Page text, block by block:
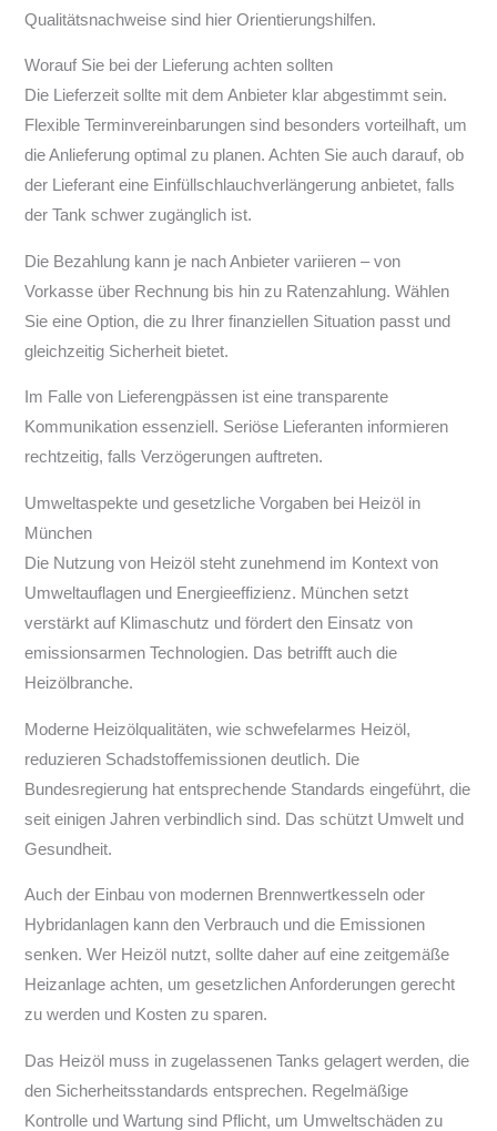
Qualitätsnachweise sind hier Orientierungshilfen.
Worauf Sie bei der Lieferung achten sollten
Die Lieferzeit sollte mit dem Anbieter klar abgestimmt sein.
Flexible Terminvereinbarungen sind besonders vorteilhaft, um
die Anlieferung optimal zu planen. Achten Sie auch darauf, ob
der Lieferant eine Einfüllschlauchverlängerung anbietet, falls
der Tank schwer zugänglich ist.
Die Bezahlung kann je nach Anbieter variieren – von
Vorkasse über Rechnung bis hin zu Ratenzahlung. Wählen
Sie eine Option, die zu Ihrer finanziellen Situation passt und
gleichzeitig Sicherheit bietet.
Im Falle von Lieferengpässen ist eine transparente
Kommunikation essenziell. Seriöse Lieferanten informieren
rechtzeitig, falls Verzögerungen auftreten.
Umweltaspekte und gesetzliche Vorgaben bei Heizöl in
München
Die Nutzung von Heizöl steht zunehmend im Kontext von
Umweltauflagen und Energieeffizienz. München setzt
verstärkt auf Klimaschutz und fördert den Einsatz von
emissionsarmen Technologien. Das betrifft auch die
Heizölbranche.
Moderne Heizölqualitäten, wie schwefelarmes Heizöl,
reduzieren Schadstoffemissionen deutlich. Die
Bundesregierung hat entsprechende Standards eingeführt, die
seit einigen Jahren verbindlich sind. Das schützt Umwelt und
Gesundheit.
Auch der Einbau von modernen Brennwertkesseln oder
Hybridanlagen kann den Verbrauch und die Emissionen
senken. Wer Heizöl nutzt, sollte daher auf eine zeitgemäße
Heizanlage achten, um gesetzlichen Anforderungen gerecht
zu werden und Kosten zu sparen.
Das Heizöl muss in zugelassenen Tanks gelagert werden, die
den Sicherheitsstandards entsprechen. Regelmäßige
Kontrolle und Wartung sind Pflicht, um Umweltschäden zu